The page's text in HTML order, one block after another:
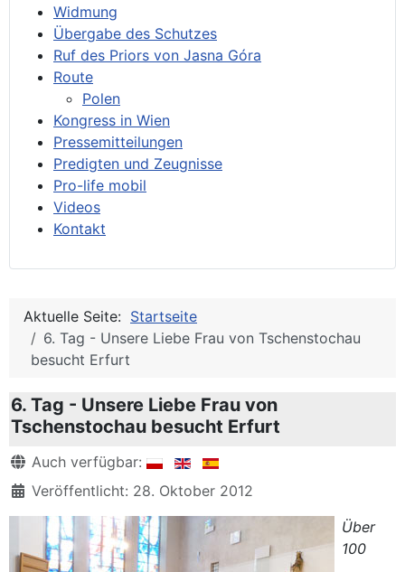
Widmung
Übergabe des Schutzes
Ruf des Priors von Jasna Góra
Route
Polen
Kongress in Wien
Pressemitteilungen
Predigten und Zeugnisse
Pro-life mobil
Videos
Kontakt
Aktuelle Seite: Startseite
6. Tag - Unsere Liebe Frau von Tschenstochau
besucht Erfurt
6. Tag - Unsere Liebe Frau von
Tschenstochau besucht Erfurt
DetailsAuch verfügbar:
Veröffentlicht: 28. Oktober 2012
Über
100